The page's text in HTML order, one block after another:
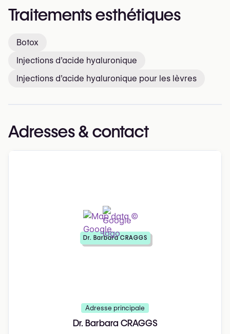
Traitements esthétiques
Botox
Injections d’acide hyaluronique
Injections d’acide hyaluronique pour les lèvres
Adresses & contact
Adresse principale
Dr. Barbara CRAGGS
Dr. Barbara CRAGGS